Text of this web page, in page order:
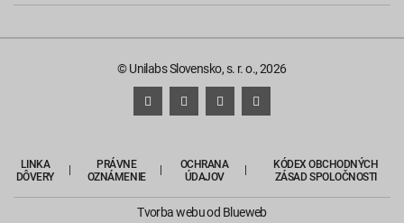
© Unilabs Slovensko, s. r. o., 2026
LINKA
DÔVERY
PRÁVNE
OZNÁMENIE
OCHRANA
ÚDAJOV
KÓDEX OBCHODNÝCH
ZÁSAD SPOLOČNOSTI
Tvorba webuod Blueweb